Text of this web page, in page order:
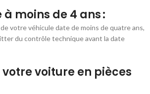
moins de 4 ans :
votre véhicule date de moins de quatre ans,
du contrôle technique avant la date
votre voiture en pièces